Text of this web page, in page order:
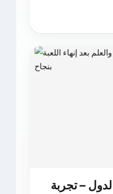
– تجربة